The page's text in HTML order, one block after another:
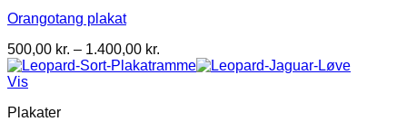
Orangotang plakat
500,00 kr. – 1.400,00 kr.
500,00 kr.
Vis
Plakater